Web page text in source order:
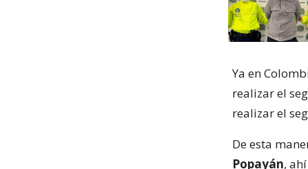
Ya en
realizar el
realizar el
De esta
Popayán,